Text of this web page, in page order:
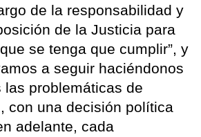
de la responsabilidad y
de la Justicia para
se tenga que cumplir”, y
a seguir haciéndonos
las problemáticas de
con una decisión política
adelante, cada